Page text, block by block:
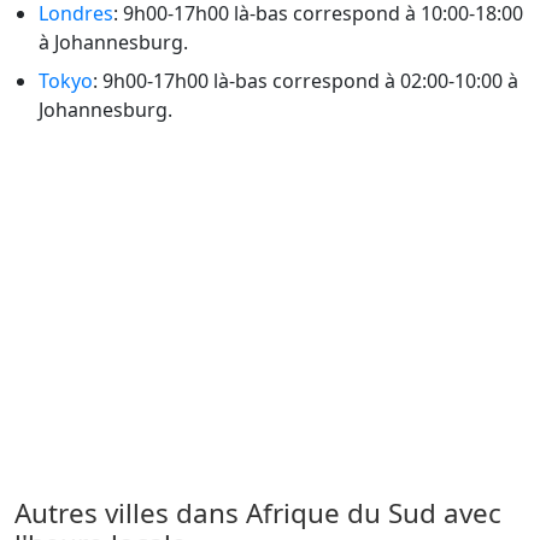
Londres: 9h00-17h00 là-bas correspond à 10:00-18:00
à Johannesburg.
Tokyo: 9h00-17h00 là-bas correspond à 02:00-10:00 à
Johannesburg.
Autres villes dans Afrique du Sud avec